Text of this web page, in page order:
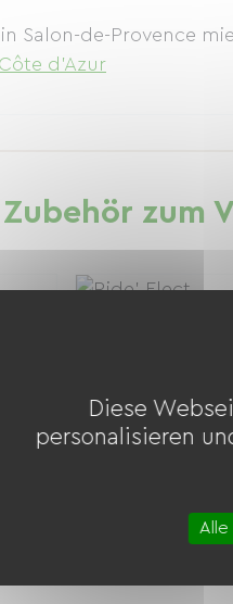
Salon-de-Provence
d'Azur
zum
ENGWE L20 3.0
25.00 € /
Diese
personalisieren
Alle